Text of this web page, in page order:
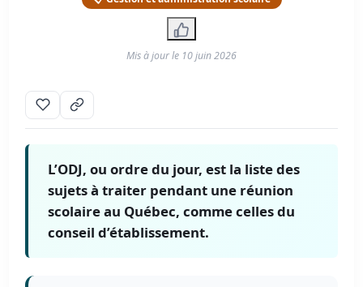
Mis à jour le 10 juin 2026
L’ODJ, ou ordre du jour, est la liste des
sujets à traiter pendant une réunion
scolaire au Québec, comme celles du
conseil d’établissement.